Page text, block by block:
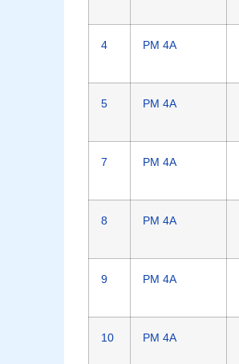
4 PM 4A
5 PM 4A
7 PM 4A
8 PM 4A
9 PM 4A
10 PM 4A